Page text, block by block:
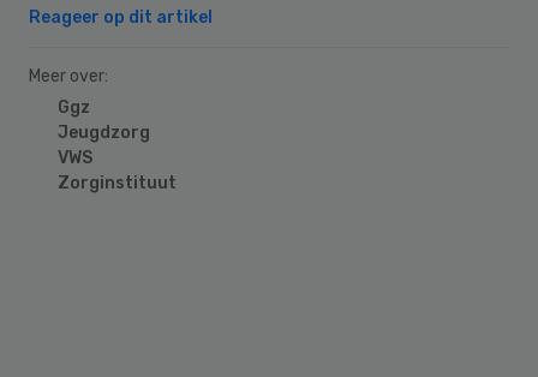
Reageer op dit artikel
Meer over:
Ggz
Jeugdzorg
VWS
Zorginstituut